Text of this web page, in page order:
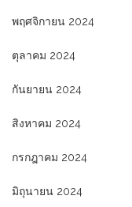
พฤศจิกายน 2024
ตุลาคม 2024
กันยายน 2024
สิงหาคม 2024
กรกฎาคม 2024
มิถุนายน 2024